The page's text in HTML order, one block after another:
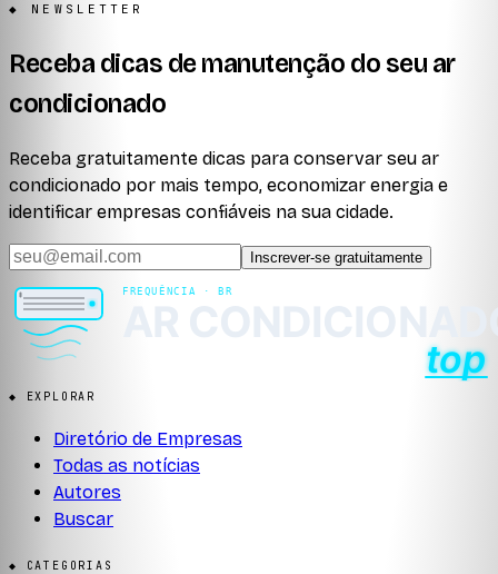
◆ NEWSLETTER
Receba dicas de manutenção do seu ar
condicionado
Receba gratuitamente dicas para conservar seu ar
condicionado por mais tempo, economizar energia e
identificar empresas confiáveis na sua cidade.
Inscrever-se gratuitamente
◆ EXPLORAR
Diretório de Empresas
Todas as notícias
Autores
Buscar
◆ CATEGORIAS